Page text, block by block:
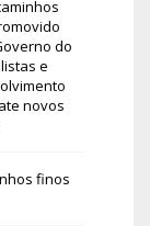
do
e
novos
finos